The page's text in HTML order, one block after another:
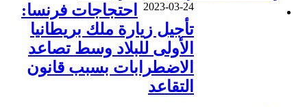
2023-03-24
احتجاجات فرنسا:
تأجيل زيارة ملك بريطانيا
الأولى للبلاد وسط تصاعد
الاضطرابات بسبب قانون
التقاعد